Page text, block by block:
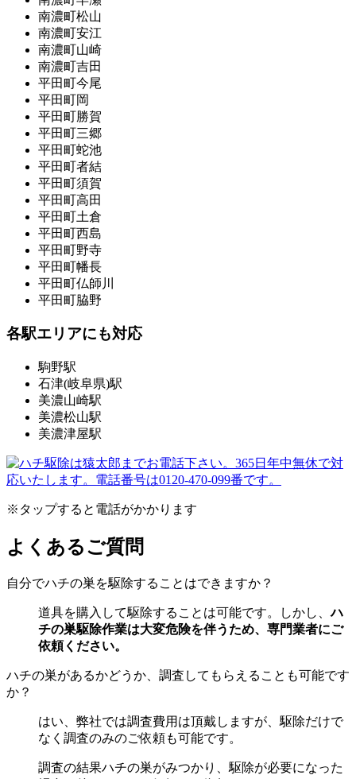
南濃町松山
南濃町安江
南濃町山崎
南濃町吉田
平田町今尾
平田町岡
平田町勝賀
平田町三郷
平田町蛇池
平田町者結
平田町須賀
平田町高田
平田町土倉
平田町西島
平田町野寺
平田町幡長
平田町仏師川
平田町脇野
各駅エリアにも対応
駒野駅
石津(岐阜県)駅
美濃山崎駅
美濃松山駅
美濃津屋駅
※タップすると電話がかかります
よくあるご質問
自分でハチの巣を駆除することはできますか？
道具を購入して駆除することは可能です。しかし、ハ
チの巣駆除作業は大変危険を伴うため、専門業者にご
依頼ください。
ハチの巣があるかどうか、調査してもらえることも可能です
か？
はい、弊社では調査費用は頂戴しますが、駆除だけで
なく調査のみのご依頼も可能です。
調査の結果ハチの巣がみつかり、駆除が必要になった